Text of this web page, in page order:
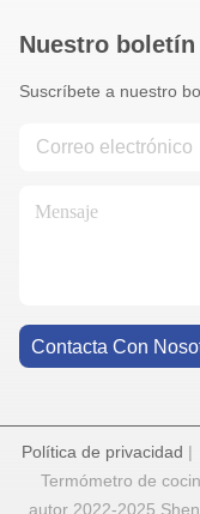
Nuestro boletín
Suscríbete a nuestro
Contacta Con
Política de privacidad |
Termómetro de
autor 2022-2025